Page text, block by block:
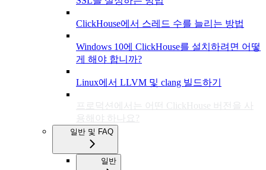
ClickHouse에서 스레드 수를 늘리는 방법
Windows 10에 ClickHouse를 설치하려면 어떻
게 해야 합니까?
Linux에서 LLVM 및 clang 빌드하기
프로덕션에서는 어떤 ClickHouse 버전을 사
용해야 하나요?
일반 및 FAQ
일반